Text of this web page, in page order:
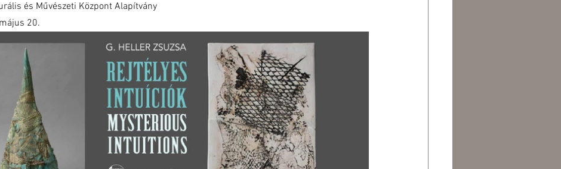
és Művészeti Központ Alapítvány
20.